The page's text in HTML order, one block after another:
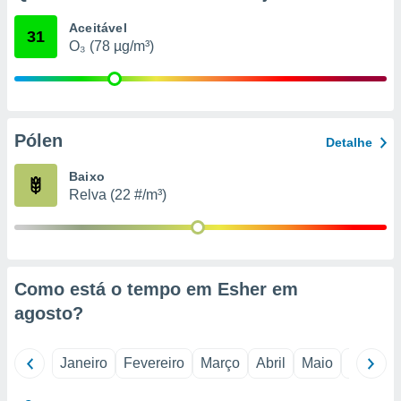
qual se
tal,
na
de
ou aceder
31 Aceitável
O₃ (78 µg/m³)
Pólen Detalhe
Baixo
Relva (22 #/m³)
Como está o tempo em Esher em
agosto?
Janeiro Fevereiro Março Abril Maio Junho